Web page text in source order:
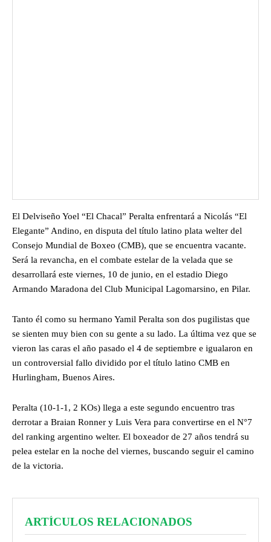
El Delviseño Yoel “El Chacal” Peralta enfrentará a Nicolás “El
Elegante” Andino, en disputa del título latino plata welter del
Consejo Mundial de Boxeo (CMB), que se encuentra vacante.
Será la revancha, en el combate estelar de la velada que se
desarrollará este viernes, 10 de junio, en el estadio Diego
Armando Maradona del Club Municipal Lagomarsino, en Pilar.
Tanto él como su hermano Yamil Peralta son dos pugilistas que
se sienten muy bien con su gente a su lado. La última vez que se
vieron las caras el año pasado el 4 de septiembre e igualaron en
un controversial fallo dividido por el título latino CMB en
Hurlingham, Buenos Aires.
Peralta (10-1-1, 2 KOs) llega a este segundo encuentro tras
derrotar a Braian Ronner y Luis Vera para convertirse en el N°7
del ranking argentino welter. El boxeador de 27 años tendrá su
pelea estelar en la noche del viernes, buscando seguir el camino
de la victoria.
ARTÍCULOS RELACIONADOS